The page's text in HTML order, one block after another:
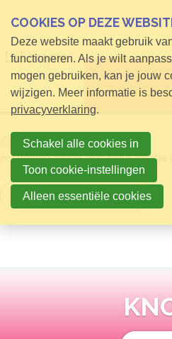
HomeInfo voor Bezoekers
relatielijst detail publieke relatie
Terug naar overzicht
COOKIES OP DEZE
Deze website maakt gebruik
functioneren. Als je wilt
mogen gebruiken, kan je jouw
wijzigen. Meer informatie is
privacyverklaring.
Schakel alle cookies in
Toon cookie-instellingen
Alleen essentiële cookies